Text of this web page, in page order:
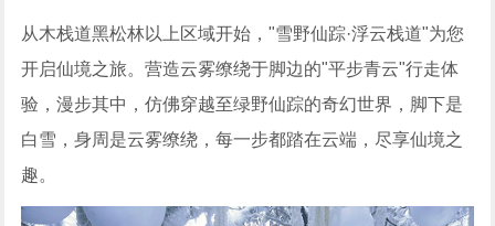
从木栈道黑松林以上区域开始，"雪野仙踪·浮云栈道"为您
开启仙境之旅。营造云雾缭绕于脚边的"平步青云"行走体
验，漫步其中，仿佛穿越至绿野仙踪的奇幻世界，脚下是
白雪，身周是云雾缭绕，每一步都踏在云端，尽享仙境之
趣。